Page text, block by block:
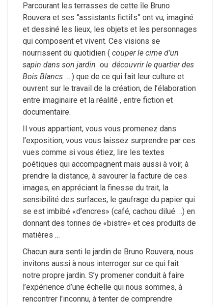
Parcourant les terrasses de cette île Bruno
Rouvera et ses “assistants fictifs” ont vu, imaginé
et dessiné les lieux, les objets et les personnages
qui composent et vivent. Ces visions se
nourrissent du quotidien ( couper le cime d’un
sapin dans son jardin ou découvrir le quartier des
Bois Blancs …) que de ce qui fait leur culture et
ouvrent sur le travail de la création, de l’élaboration
entre imaginaire et la réalité , entre fiction et
documentaire.
Il vous appartient, vous vous promenez dans
l’exposition, vous vous laissez surprendre par ces
vues comme si vous étiez, lire les textes
poétiques qui accompagnent mais aussi à voir, à
prendre la distance, à savourer la facture de ces
images, en appréciant la finesse du trait, la
sensibilité des surfaces, le gaufrage du papier qui
se est imbibé «d’encres» (café, cachou dilué …) en
donnant des tonnes de «bistre» et ces produits de
matières …
Chacun aura senti le jardin de Bruno Rouvera, nous
invitons aussi à nous interroger sur ce qui fait
notre propre jardin. S’y promener conduit à faire
l’expérience d’une échelle qui nous sommes, à
rencontrer l’inconnu, à tenter de comprendre